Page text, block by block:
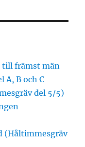
till främst män
A, B och C
del 5/5)
(Håltimmesgräv